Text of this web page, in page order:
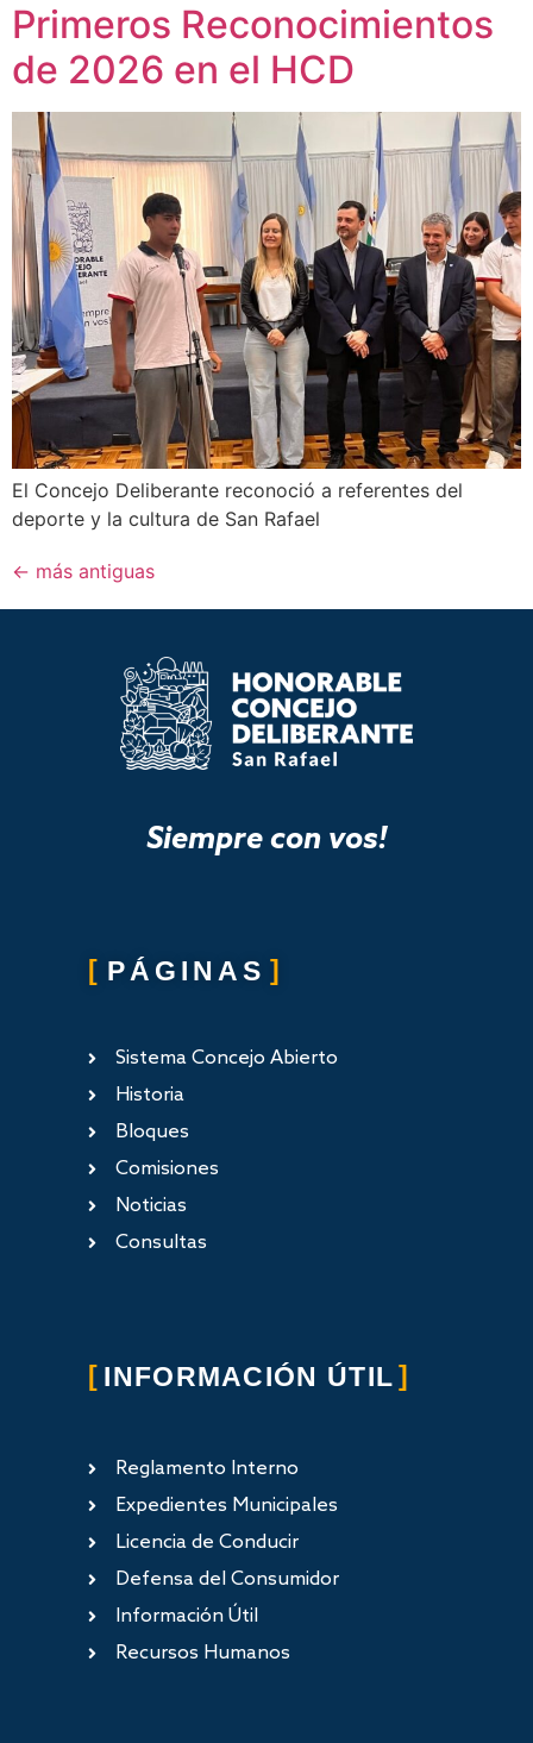
Primeros Reconocimientos
de 2026 en el HCD
El Concejo Deliberante reconoció a referentes del
deporte y la cultura de San Rafael
← más antiguas
Siempre con vos!
PÁGINAS
Sistema Concejo Abierto
Historia
Bloques
Comisiones
Noticias
Consultas
INFORMACIÓN ÚTIL
Reglamento Interno
Expedientes Municipales
Licencia de Conducir
Defensa del Consumidor
Información Útil
Recursos Humanos